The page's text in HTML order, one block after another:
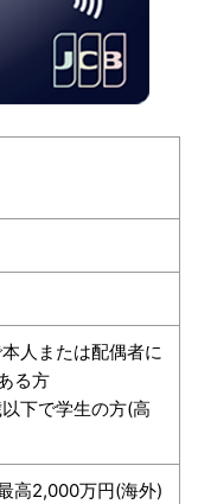
人または配偶者に
る方
下で学生の方(高
高2,000万円(海外)